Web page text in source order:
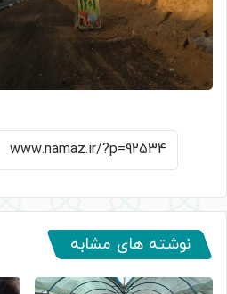
نوشته های مشابه